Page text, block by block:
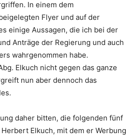
In einem dem
Flyer und auf der
einige Aussagen, die ich bei der
Anträge der Regierung und auch
wahrgenommen habe.
Elkuch nicht gegen das ganze
nun aber dennoch das
daher bitten, die folgenden fünf
Elkuch, mit dem er Werbung